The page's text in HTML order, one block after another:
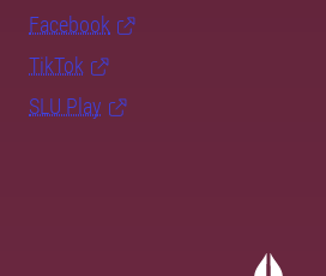
Facebook
TikTok
SLU Play